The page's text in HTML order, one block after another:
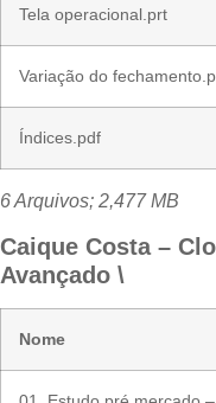
Tela operacional.prt
Variação do
Índices.pdf
6 Arquivos; 2,477 MB
Caique Costa –
Avançado \
Nome